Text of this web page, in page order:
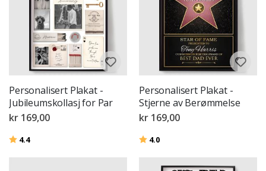
Personalisert Plakat -
Jubileumskollasj for Par
kr 169,00
Karakter:
4.4av 5 mulige
Personalisert Plakat -
Stjerne av Berømmelse
kr 169,00
Karakter:
4.0